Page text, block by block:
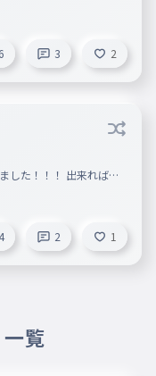
3 2
した！！！ 出来ればフ
2 1
覧